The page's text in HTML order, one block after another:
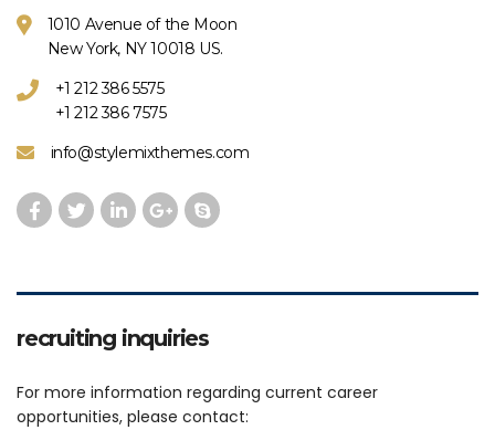
1010 Avenue of the Moon
New York, NY 10018 US.
+1 212 386 5575
+1 212 386 7575
info@stylemixthemes.com
recruiting inquiries
For more information regarding current career
opportunities, please contact: